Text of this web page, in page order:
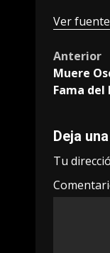
Ver fuente
Post
Anterior
Muere
Fama del
Deja
Tu